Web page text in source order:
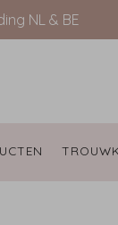
NL & BE